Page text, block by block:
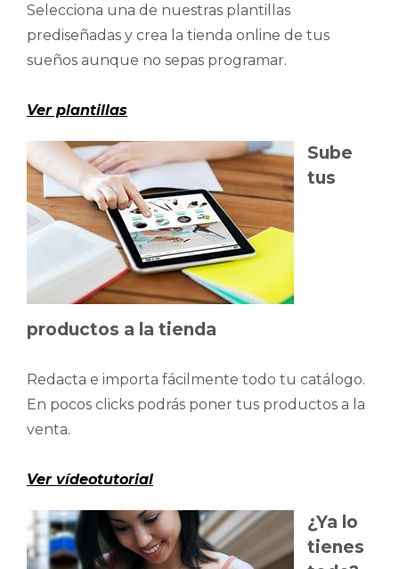
Selecciona una de nuestras plantillas
prediseñadas y crea la tienda online de tus
sueños aunque no sepas programar.
Ver plantillas
Sube
tus
productos a la tienda
Redacta e importa fácilmente todo tu catálogo.
En pocos clicks podrás poner tus productos a la
venta.
Ver vídeotutorial
¿Ya lo
tienes